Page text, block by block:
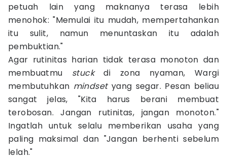
petuah lain yang maknanya terasa lebih
menohok: "Memulai itu mudah, mempertahankan
itu sulit, namun menuntaskan itu adalah
pembuktian."
Agar rutinitas harian tidak terasa monoton dan
membuatmu stuckdi zona nyaman, Wargi
membutuhkan mindsetyang segar. Pesan beliau
sangat jelas, "Kita harus berani membuat
terobosan. Jangan rutinitas, jangan monoton."
Ingatlah untuk selalu memberikan usaha yang
paling maksimal dan "Jangan berhenti sebelum
lelah."